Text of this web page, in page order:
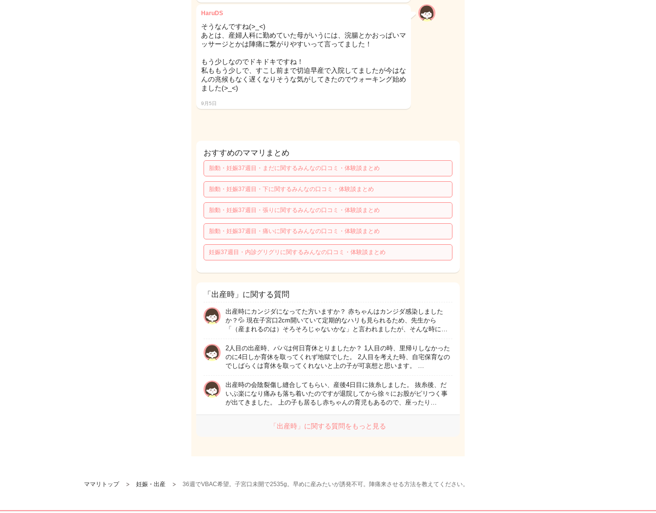
HaruDS
そうなんですね(>_<)
あとは、産婦人科に勤めていた母がいうには、浣腸とかおっぱいマ
ッサージとかは陣痛に繋がりやすいって言ってました！
もう少しなのでドキドキですね！
私ももう少しで、すこし前まで切迫早産で入院してましたが今はな
んの兆候もなく遅くなりそうな気がしてきたのでウォーキング始め
ました(>_<)
9月5日
おすすめのママリまとめ
胎動・妊娠37週目・まだに関するみんなの口コミ・体験談まとめ
胎動・妊娠37週目・下に関するみんなの口コミ・体験談まとめ
胎動・妊娠37週目・張りに関するみんなの口コミ・体験談まとめ
胎動・妊娠37週目・痛いに関するみんなの口コミ・体験談まとめ
妊娠37週目・内診グリグリに関するみんなの口コミ・体験談まとめ
「出産時」に関する質問
出産時にカンジダになってた方いますか？ 赤ちゃんはカンジダ感染しました
か？💦 現在子宮口2cm開いていて定期的なハリも見られるため、先生から
「（産まれるのは）そろそろじゃないかな」と言われましたが、そんな時に…
2人目の出産時、パパは何日育休とりましたか？ 1人目の時、里帰りしなかった
のに4日しか育休を取ってくれず地獄でした。 2人目を考えた時、自宅保育なの
でしばらくは育休を取ってくれないと上の子が可哀想と思います。 …
出産時の会陰裂傷し縫合してもらい、産後4日目に抜糸しました。 抜糸後、だ
いぶ楽になり痛みも落ち着いたのですが退院してから徐々にお股がピリつく事
が出てきました。 上の子も居るし赤ちゃんの育児もあるので、座ったり…
「出産時」に関する質問をもっと見る
ママリトップ 妊娠・出産 36週でVBAC希望。子宮口未開で2535g。早めに産みたいが誘発不可。陣痛来させる方法を教えてください。